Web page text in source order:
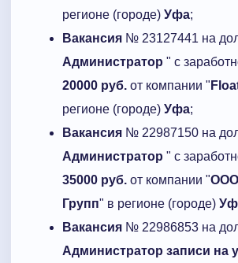
регионе (городе) Уфа;
Вакансия № 23127441 на
Администратор " с
20000 руб. от компании "
регионе (городе) Уфа;
Вакансия № 22987150 на
Администратор " с
35000 руб. от компании "ООО
Групп" в регионе (городе)
Вакансия № 22986853 на
Администратор записи на